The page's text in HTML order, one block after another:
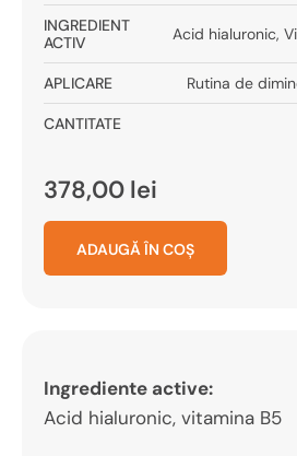
INGREDIENT
ACTIV
Acid hialuronic,
APLICARE Rutina de
CANTITATE
378,00 lei
ADAUGĂ ÎN COȘ
Ingrediente active:
Acid hialuronic, vitamina B5